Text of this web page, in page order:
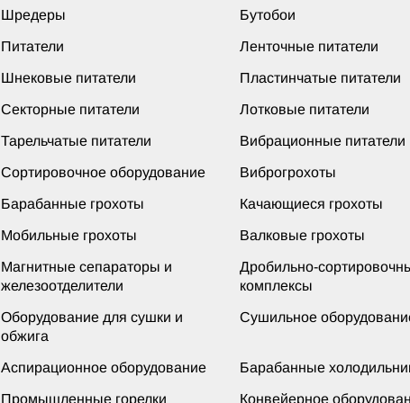
Шредеры Бутобои
Питатели Ленточные питатели
Шнековые питатели Пластинчатые питатели
Секторные питатели Лотковые питатели
Тарельчатые питатели Вибрационные питатели
Сортировочное оборудование Виброгрохоты
Барабанные грохоты Качающиеся грохоты
Мобильные грохоты Валковые грохоты
Магнитные сепараторы и
железоотделители
Дробильно-
комплексы
Оборудование для сушки и
обжига
Сушильное
Аспирационное оборудование Барабанные
Промышленные горелки Конвейерное